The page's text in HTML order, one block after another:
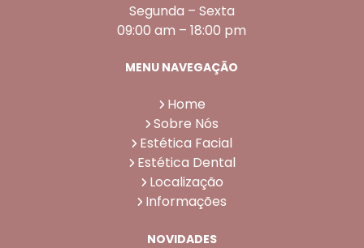
Segunda – Sexta
09:00 am – 18:00 pm
MENU NAVEGAÇÃO
Home
Sobre Nós
Estética Facial
Estética Dental
Localização
Informações
NOVIDADES